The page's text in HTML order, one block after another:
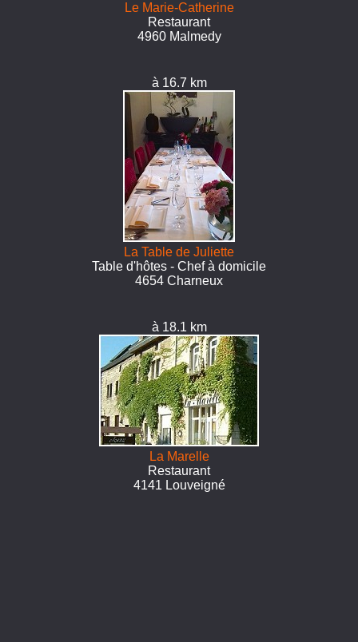
Le Marie-Catherine
Restaurant
4960 Malmedy
à 16.7 km
La Table de Juliette
Table d'hôtes - Chef à domicile
4654 Charneux
à 18.1 km
La Marelle
Restaurant
4141 Louveigné